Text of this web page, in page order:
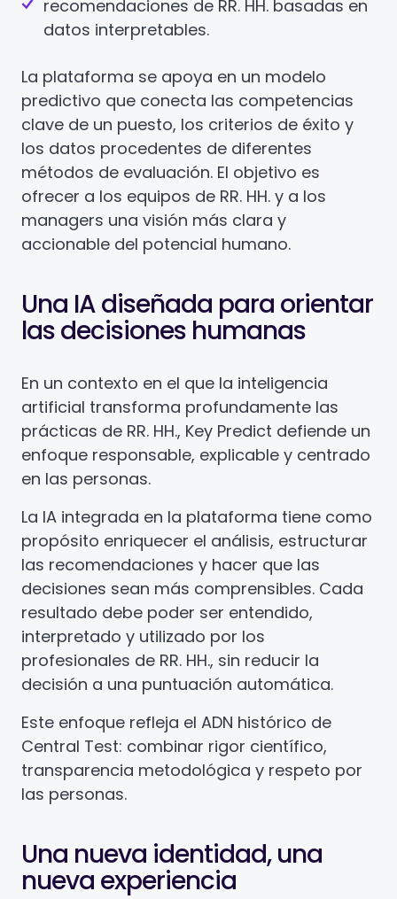
recomendaciones de RR. HH. basadas en
datos interpretables.
La plataforma se apoya en un modelo
predictivo que conecta las competencias
clave de un puesto, los criterios de éxito y
los datos procedentes de diferentes
métodos de evaluación. El objetivo es
ofrecer a los equipos de RR. HH. y a los
managers una visión más clara y
accionable del potencial humano.
Una IA diseñada para orientar
las decisiones humanas
En un contexto en el que la inteligencia
artificial transforma profundamente las
prácticas de RR. HH., Key Predict defiende un
enfoque responsable, explicable y centrado
en las personas.
La IA integrada en la plataforma tiene como
propósito enriquecer el análisis, estructurar
las recomendaciones y hacer que las
decisiones sean más comprensibles. Cada
resultado debe poder ser entendido,
interpretado y utilizado por los
profesionales de RR. HH., sin reducir la
decisión a una puntuación automática.
Este enfoque refleja el ADN histórico de
Central Test: combinar rigor científico,
transparencia metodológica y respeto por
las personas.
Una nueva identidad, una
nueva experiencia